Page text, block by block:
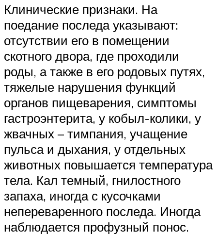
Клинические признаки. На
поедание последа указывают:
отсутствии его в помещении
скотного двора, где проходили
роды, а также в его родовых путях,
тяжелые нарушения функций
органов пищеварения, симптомы
гастроэнтерита, у кобыл-колики, у
жвачных – тимпания, учащение
пульса и дыхания, у отдельных
животных повышается температура
тела. Кал темный, гнилостного
запаха, иногда с кусочками
непереваренного последа. Иногда
наблюдается профузный понос.